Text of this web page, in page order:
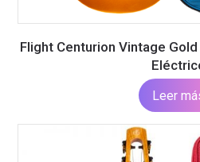
Flight Centurion Vintage
Leer